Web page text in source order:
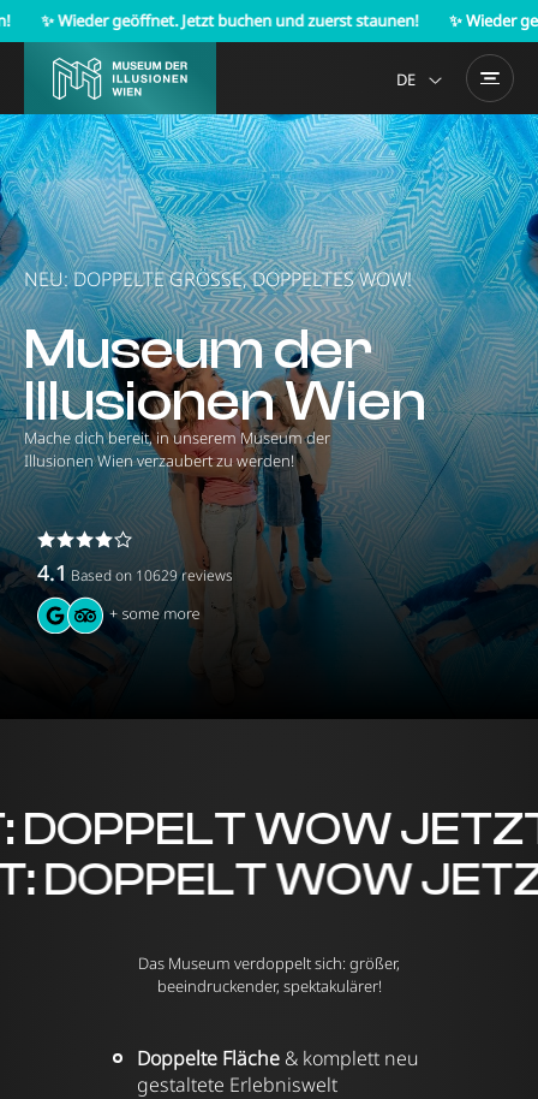
Wieder geöffnet. Jetzt buchen und zuerst staunen! ✨ Wieder
DE
NEU: DOPPELTE GRÖSSE, DOPPELTES WOW!
Museum der
Illusionen Wien
Mache dich bereit, in unserem Museum der
Illusionen Wien verzaubert zu werden!
4.1 Based on 10629reviews
WOW
DOPPELT WOW
Das Museum verdoppelt sich: größer,
beeindruckender, spektakulärer!
Doppelte Fläche & komplett neu
gestaltete Erlebniswelt